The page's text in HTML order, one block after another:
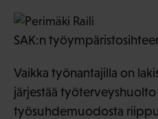
SAK:n
Vaikka työnantajilla on
järjestää
työsuhdemuodosta